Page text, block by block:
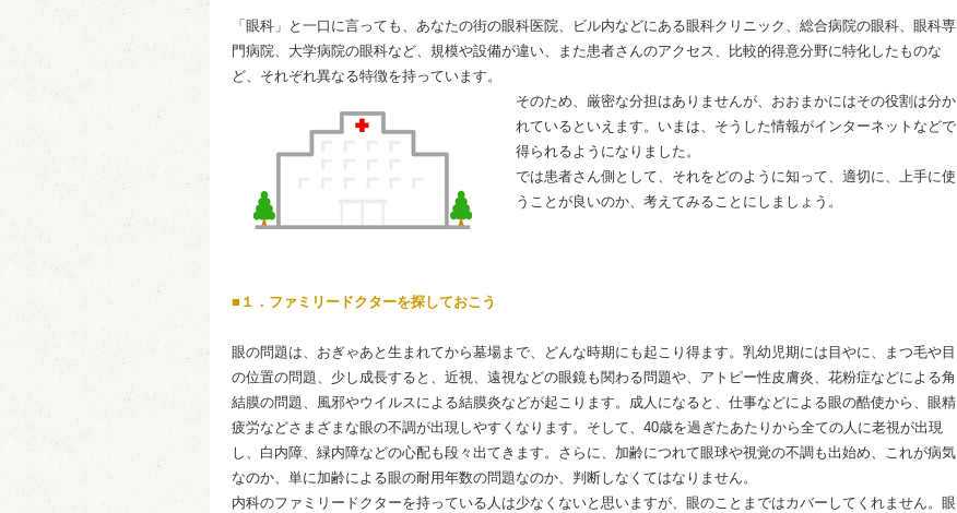
「眼科」と一口に言っても、あなたの街の眼科医院、ビル内などにある眼科クリニック、総合病院の眼科、眼科専
門病院、大学病院の眼科など、規模や設備が違い、また患者さんのアクセス、比較的得意分野に特化したものな
ど、それぞれ異なる特徴を持っています。
そのため、厳密な分担はありませんが、おおまかにはその役割は分か
れているといえます。いまは、そうした情報がインターネットなどで
得られるようになりました。
では患者さん側として、それをどのように知って、適切に、上手に使
うことが良いのか、考えてみることにしましょう。
■１．ファミリードクターを探しておこう
眼の問題は、おぎゃあと生まれてから墓場まで、どんな時期にも起こり得ます。乳幼児期には目やに、まつ毛や目
の位置の問題、少し成長すると、近視、遠視などの眼鏡も関わる問題や、アトピー性皮膚炎、花粉症などによる角
結膜の問題、風邪やウイルスによる結膜炎などが起こります。成人になると、仕事などによる眼の酷使から、眼精
疲労などさまざまな眼の不調が出現しやすくなります。そして、40歳を過ぎたあたりから全ての人に老視が出現
し、白内障、緑内障などの心配も段々出てきます。さらに、加齢につれて眼球や視覚の不調も出始め、これが病気
なのか、単に加齢による眼の耐用年数の問題なのか、判断しなくてはなりません。
内科のファミリードクターを持っている人は少なくないと思いますが、眼のことまではカバーしてくれません。眼